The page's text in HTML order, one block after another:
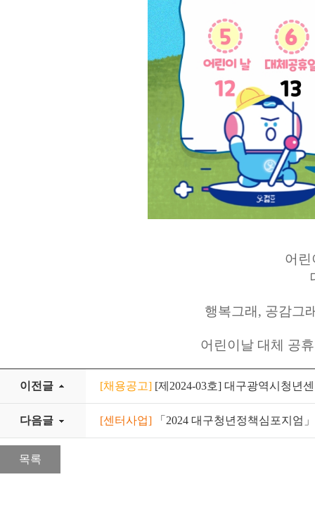
어린
행복그래, 공감그
어린이날 대체 공
이전글 [채용공고] [제2024-03호] 대구광역시청년
다음글 [센터사업] 「2024 대구청년정책심포지엄
목록